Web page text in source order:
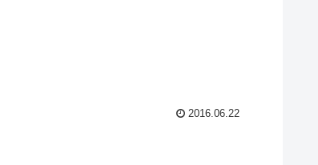
2016.06.22